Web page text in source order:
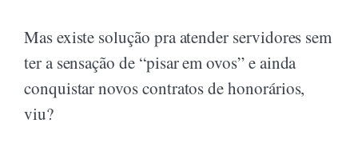
Mas existe solução pra atender servidores sem
ter a sensação de “pisar em ovos” e ainda
conquistar novos contratos de honorários,
viu?